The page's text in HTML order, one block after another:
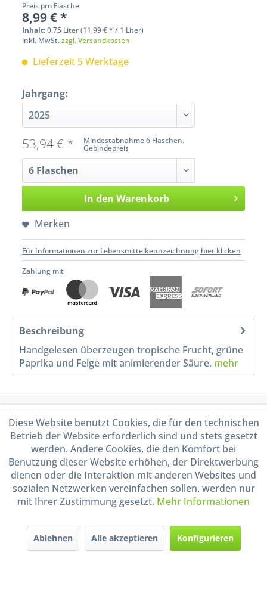
Preis pro Flasche
8,99 € *
Inhalt:0.75 Liter (11,99 € * / 1 Liter)
inkl. MwSt.zzgl. Versandkosten
Lieferzeit 5 Werktage
Jahrgang:
Mindestabnahme 6 Flaschen.
Gebindepreis
53,94 € *
In den Warenkorb
Merken
Für Informationen zur Lebensmittelkennzeichnung hier klicken
Zahlung mit
Beschreibung
Handgelesen überzeugen tropische Frucht, grüne
Paprika und Feige mit animierender Säure. mehr
Service Hotline
Shop Service
Informationen
Handel mit BIO-Weinen
durch DE-ÖKO-009
Diese Website benutzt Cookies, die für den technischen
Betrieb der Website erforderlich sind und stets gesetzt
werden. Andere Cookies, die den Komfort bei
Benutzung dieser Website erhöhen, der Direktwerbung
dienen oder die Interaktion mit anderen Websites und
sozialen Netzwerken vereinfachen sollen, werden nur
mit Ihrer Zustimmung gesetzt. Mehr Informationen
Ablehnen Alle akzeptieren Konfigurieren